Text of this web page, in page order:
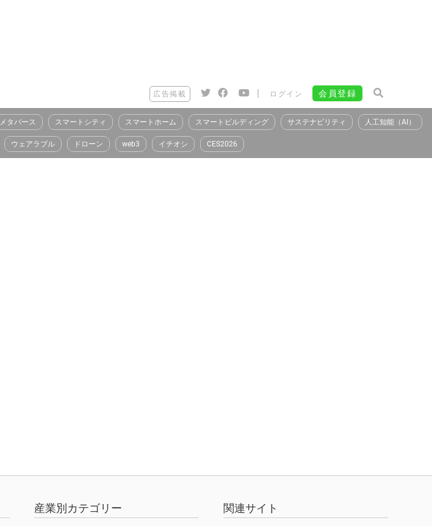
広告掲載 | ログイン 会員登録
メタバース スマートシティ スマートホーム スマートビルディング サステナビリティ 人工知能（AI）
ウェアラブル ドローン web3 イチオシ CES2026
産業別カテゴリー 関連サイト